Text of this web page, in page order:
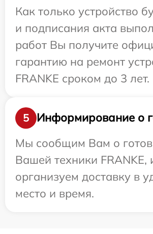
Как только устройство
и подписания акта
работ Вы получите
гарантию на ремонт
FRANKE сроком до 3 лет.
5
Информирование о
Мы сообщим Вам о
Вашей техники FRANKE,
организуем доставку в
место и время.